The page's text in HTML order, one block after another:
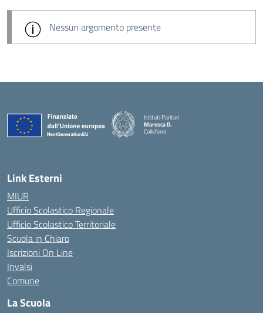
Nessun argomento presente
Istituti Paritari
Maresca D.
Colleferro
Link Esterni
MIUR
Ufficio Scolastico Regionale
Ufficio Scolastico Territoriale
Scuola in Chiaro
Iscrizioni On Line
Invalsi
Comune
La Scuola